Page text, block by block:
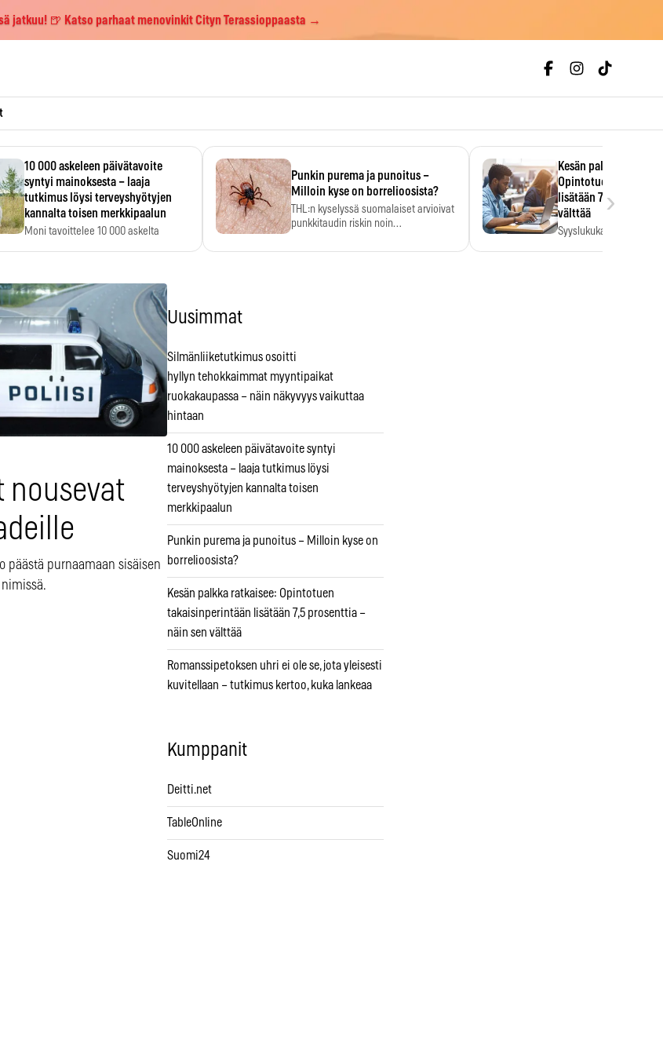
jatkuu! 🍺 Katso parhaat menovinkit Cityn Terassioppaasta →
10 000 askeleen päivätavoite
syntyi mainoksesta – laaja
tutkimus löysi terveyshyötyjen
kannalta toisen merkkipaalun
Moni tavoittelee 10 000 askelta
Punkin purema ja punoitus –
Milloin kyse on borrelioosista?
THL:n kyselyssä suomalaiset arvioivat
punkkitaudin riskin noin
Kesän palkka
Opintotuen
lisätään 7,5
välttää
Syyslukukauden
›
nousevat
päästä purnaamaan sisäisen
Uusimmat
Silmänliiketutkimus osoitti
hyllyn tehokkaimmat myyntipaikat
ruokakaupassa – näin näkyvyys vaikuttaa
hintaan
10 000 askeleen päivätavoite syntyi
mainoksesta – laaja tutkimus löysi
terveyshyötyjen kannalta toisen
merkkipaalun
Punkin purema ja punoitus – Milloin kyse on
borrelioosista?
Kesän palkka ratkaisee: Opintotuen
takaisinperintään lisätään 7,5 prosenttia –
näin sen välttää
Romanssipetoksen uhri ei ole se, jota yleisesti
kuvitellaan – tutkimus kertoo, kuka lankeaa
Kumppanit
Deitti.net
TableOnline
Suomi24